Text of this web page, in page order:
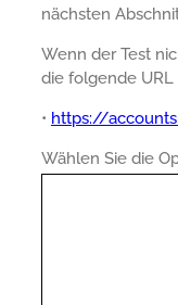
nächsten
Wenn der Test
die folgende URL
• https://
Wählen Sie die